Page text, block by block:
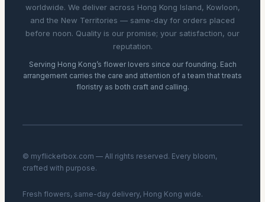
worldwide. We deliver across Hong Kong Island, Kowloon,
and the New Territories — same-day for orders placed
before noon. Quality is our promise; your satisfaction, our
reputation.
Serving Hong Kong’s flower lovers since our founding. Each
arrangement carries the care and attention of a team that treats
floristry as both craft and calling.
© myflickerbox.com — All rights reserved. Every bloom,
crafted with purpose.
Fresh flowers, same-day delivery, Hong Kong wide.